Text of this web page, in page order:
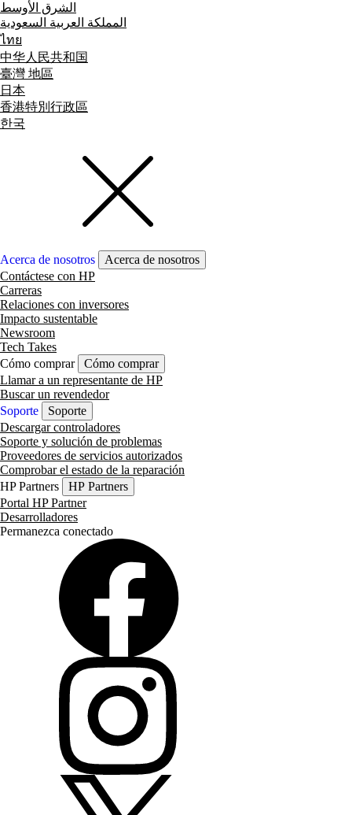
الشرق الأوسط
المملكة العربية السعودية
ไทย
中华人民共和国
臺灣 地區
日本
香港特別行政區
한국
Acerca de nosotros
Acerca de nosotros
Contáctese con HP
Carreras
Relaciones con inversores
Impacto sustentable
Newsroom
Tech Takes
Cómo comprar
Cómo comprar
Llamar a un representante de HP
Buscar un revendedor
Soporte
Soporte
Descargar controladores
Soporte y solución de problemas
Proveedores de servicios autorizados
Comprobar el estado de la reparación
HP Partners
HP Partners
Portal HP Partner
Desarrolladores
Permanezca conectado